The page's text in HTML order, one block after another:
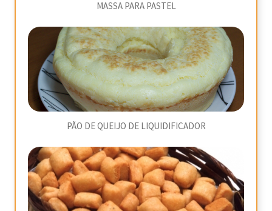
MASSA PARA PASTEL
PÃO DE QUEIJO DE LIQUIDIFICADOR